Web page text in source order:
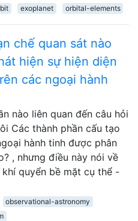
exoplanet orbital-elements
chế quan sát nào
hiện sự hiện diện
các ngoại hành
nào liên quan đến câu hỏi
Các thành phần cấu tạo
hành tinh được phân
, nhưng điều này nói về
quyển bề mặt cụ thể -
observational-astronomy